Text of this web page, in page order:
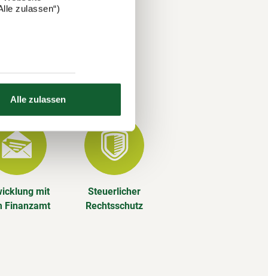
zulassen“)
Alle zulassen
Jahr
mit
Finanzamt
Steuerlicher
Rechtsschutz